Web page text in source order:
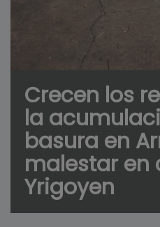
Crecen los
la
basura en
malestar en
Yrigoyen